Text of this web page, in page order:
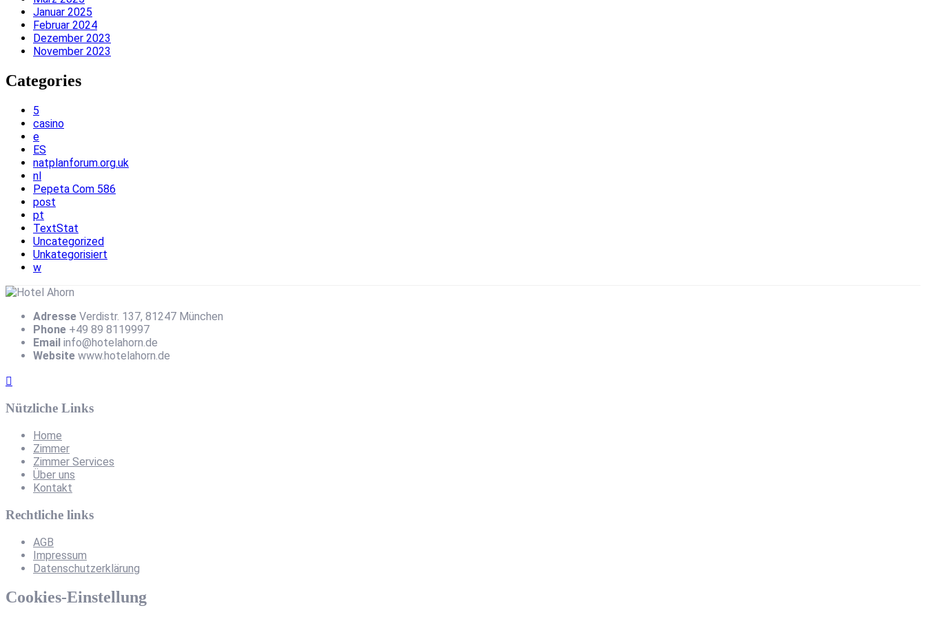
Januar 2025
Februar 2024
Dezember 2023
November 2023
Categories
5
casino
e
ES
natplanforum.org.uk
nl
Pepeta Com 586
post
pt
TextStat
Uncategorized
Unkategorisiert
w
Adresse Verdistr. 137, 81247 München
Phone +49 89 8119997
Email info@hotelahorn.de
Website www.hotelahorn.de
Nützliche Links
Home
Zimmer
Zimmer Services
Über uns
Kontakt
Rechtliche links
AGB
Impressum
Datenschutzerklärung
Cookies-Einstellung